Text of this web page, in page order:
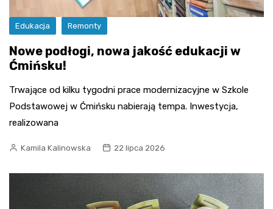
Edukacja Remonty
Nowe podłogi, nowa jakość edukacji w
Ćmińsku!
Trwające od kilku tygodni prace modernizacyjne w Szkole
Podstawowej w Ćmińsku nabierają tempa. Inwestycja,
realizowana
Kamila Kalinowska 22 lipca 2026